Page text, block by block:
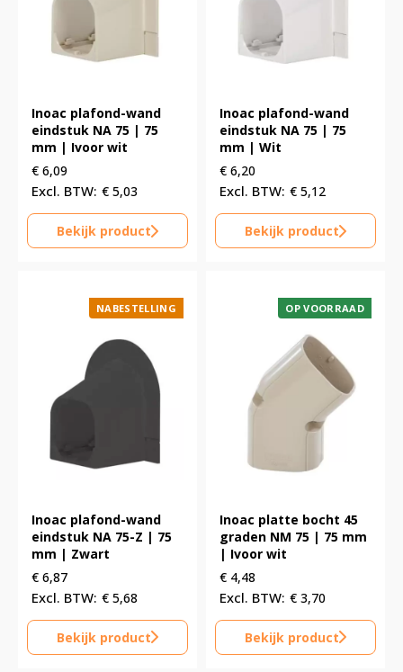
Inoac plafond-wand
eindstuk NA 75 | 75
mm | Ivoor wit
€ 6,09
€ 5,03
Bekijk product
Inoac plafond-wand
eindstuk NA 75 | 75
mm | Wit
€ 6,20
€ 5,12
Bekijk product
NABESTELLING
Inoac plafond-wand
eindstuk NA 75-Z | 75
mm | Zwart
€ 6,87
€ 5,68
Bekijk product
OP VOORRAAD
Inoac platte bocht 45
graden NM 75 | 75 mm
| Ivoor wit
€ 4,48
€ 3,70
Bekijk product